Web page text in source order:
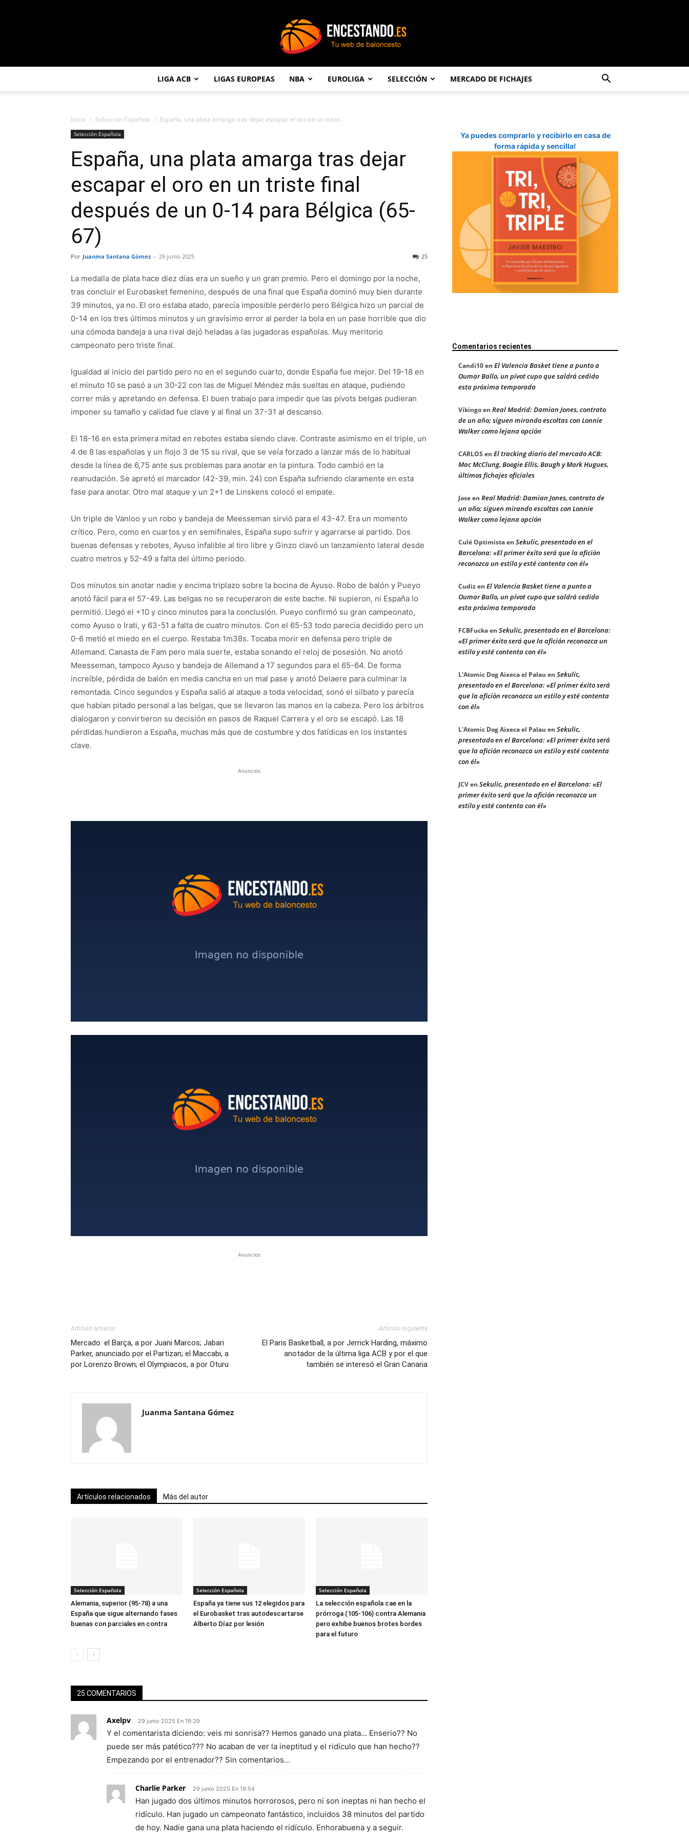
LIGA ACB LIGAS EUROPEAS NBA EUROLIGA SELECCIÓN MERCADO DE FICHAJES
Inicio Selección Española España, una plata amarga tras dejar escapar el oro en un triste...
Selección Española
España, una plata amarga tras dejar
escapar el oro en un triste final
después de un 0-14 para Bélgica (65-
67)
Por Juanma Santana Gómez - 29 junio 2025 25
La medalla de plata hace diez días era un sueño y un gran premio. Pero el domingo por la noche,
tras concluir el Eurobasket femenino, después de una final que España dominó muy bien durante
39 minutos, ya no. El oro estaba atado, parecía imposible perderlo pero Bélgica hizo un parcial de
0-14 en los tres últimos minutos y un gravísimo error al perder la bola en un pase horrible que dio
una cómoda bandeja a una rival dejó heladas a las jugadoras españolas. Muy meritorio
campeonato pero triste final.
Igualdad al inicio del partido pero no en el segundo cuarto, donde España fue mejor. Del 19-18 en
el minuto 10 se pasó a un 30-22 con las de Miguel Méndez más sueltas en ataque, pudiendo
correr más y apretando en defensa. El buen trabajo para impedir que las pívots belgas pudieran
imponer su tamaño y calidad fue clave y al final un 37-31 al descanso.
El 18-16 en esta primera mitad en rebotes estaba siendo clave. Contraste asimismo en el triple, un
4 de 8 las españolas y un flojo 3 de 15 su rival, que se veía forzado a lanzar más de lo habitual
desde la línea de 6,75 ante sus problemas para anotar en la pintura. Todo cambió en la
reanudación. Se apretó el marcador (42-39, min. 24) con España sufriendo claramente en esta
fase para anotar. Otro mal ataque y un 2+1 de Linskens colocó el empate.
Un triple de Vanloo y un robo y bandeja de Meesseman sirvió para el 43-47. Era un momento
crítico. Pero, como en cuartos y en semifinales, España supo sufrir y agarrarse al partido. Dos
buenas defensas y rebotes, Ayuso infalible al tiro libre y Ginzo clavó un lanzamiento lateral desde
cuatro metros y 52-49 a falta del último periodo.
Dos minutos sin anotar nadie y encima triplazo sobre la bocina de Ayuso. Robo de balón y Pueyo
anotó fácil para el 57-49. Las belgas no se recuperaron de este bache. Ni supieron, ni España lo
permitió. Llegó el +10 y cinco minutos para la conclusión. Pueyo confirmó su gran campeonato,
como Ayuso o Irati, y 63-51 a falta de cuatro minutos. Con el 65-53 todo parecía decidido pero un
0-6 metió el miedo en el cuerpo. Restaba 1m38s. Tocaba morir en defensa pero triple de
Allemand. Canasta de Fam pero mala suerte, estaba sonando el reloj de posesión. No anotó
Meesseman, tampoco Ayuso y bandeja de Allemand a 17 segundos para el 65-64. De forma
increíble, pérdida de balón en media cancha en un mal pase y anotó Delaere para culminar la
remontada. Cinco segundos y España salió al ataque a toda velocidad, sonó el silbato y parecía
que habían pitado personal a las belgas, que se llevaron las manos en la cabeza. Pero los árbitros
dialogaron y convirtieron su decisión en pasos de Raquel Carrera y el oro se escapó. Las 18
pérdidas hundieron a España, muchas más que de costumbre y dos fatídicas en los instantes
clave.
Anuncios
Anuncios
Artículo anterior
Mercado: el Barça, a por Juani Marcos; Jabari
Parker, anunciado por el Partizan; el Maccabi, a
por Lorenzo Brown; el Olympiacos, a por Oturu
Artículo siguiente
El Paris Basketball, a por Jerrick Harding, máximo
anotador de la última liga ACB y por el que
también se interesó el Gran Canaria
Juanma Santana Gómez
Artículos relacionados Más del autor
Selección Española
Alemania, superior (95-78) a una
España que sigue alternando fases
buenas con parciales en contra
Selección Española
España ya tiene sus 12 elegidos para
el Eurobasket tras autodescartarse
Alberto Díaz por lesión
Selección Española
La selección española cae en la
prórroga (105-106) contra Alemania
pero exhibe buenos brotes bordes
para el futuro
25 COMENTARIOS
Axelpv 29 junio 2025 En 19:39
Y el comentarista diciendo: veis mi sonrisa?? Hemos ganado una plata… Enserio?? No
puede ser más patético??? No acaban de ver la ineptitud y el ridículo que han hecho??
Empezando por el entrenador?? Sin comentarios…
Charlie Parker 29 junio 2025 En 19:54
Han jugado dos últimos minutos horrorosos, pero ni son ineptas ni han hecho el
ridículo. Han jugado un campeonato fantástico, incluidos 38 minutos del partido
de hoy. Nadie gana una plata haciendo el ridículo. Enhorabuena y a seguir.
Ya puedes comprarlo y recibirlo en casa de
forma rápida y sencilla!
Comentarios recientes
Candi10en El Valencia Basket tiene a punto a
Oumar Ballo, un pívot cupo que saldrá cedido
esta próxima temporada
Vikingoen Real Madrid: Damian Jones, contrato
de un año; siguen mirando escoltas con Lonnie
Walker como lejana opción
CARLOS en El tracking diario del mercado ACB:
Mac McClung, Boogie Ellis, Baugh y Mark Hugues,
últimos fichajes oficiales
Joseen Real Madrid: Damian Jones, contrato de
un año; siguen mirando escoltas con Lonnie
Walker como lejana opción
Culé Optimistaen Sekulic, presentado en el
Barcelona: «El primer éxito será que la afición
reconozca un estilo y esté contenta con él»
Cudizen El Valencia Basket tiene a punto a
Oumar Ballo, un pívot cupo que saldrá cedido
esta próxima temporada
FCBFuckaen Sekulic, presentado en el Barcelona:
«El primer éxito será que la afición reconozca un
estilo y esté contenta con él»
L'Atomic Dog Aixeca el Palau en Sekulic,
presentado en el Barcelona: «El primer éxito será
que la afición reconozca un estilo y esté contenta
con él»
L'Atomic Dog Aixeca el Palau en Sekulic,
presentado en el Barcelona: «El primer éxito será
que la afición reconozca un estilo y esté contenta
con él»
JCVen Sekulic, presentado en el Barcelona: «El
primer éxito será que la afición reconozca un
estilo y esté contenta con él»